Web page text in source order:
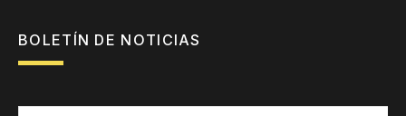
BOLETÍN DE NOTICIAS